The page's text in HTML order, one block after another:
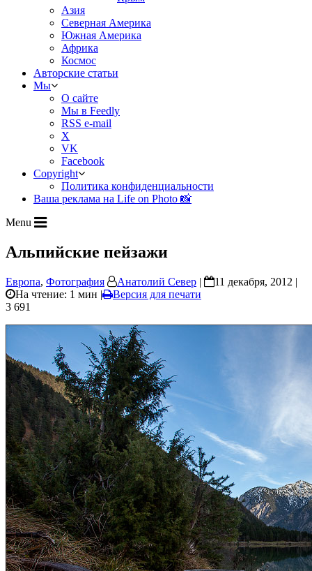
Азия
Северная Америка
Южная Америка
Африка
Космос
Авторские статьи
Мы
О сайте
Мы в Feedly
RSS e-mail
X
VK
Facebook
Copyright
Политика конфиденциальности
Ваша реклама на Life on Photo 📸
Menu
Альпийские пейзажи
Европа, Фотография Анатолий Север |
11 декабря, 2012 |
На чтение: 1 мин |
Версия для печати
3 691